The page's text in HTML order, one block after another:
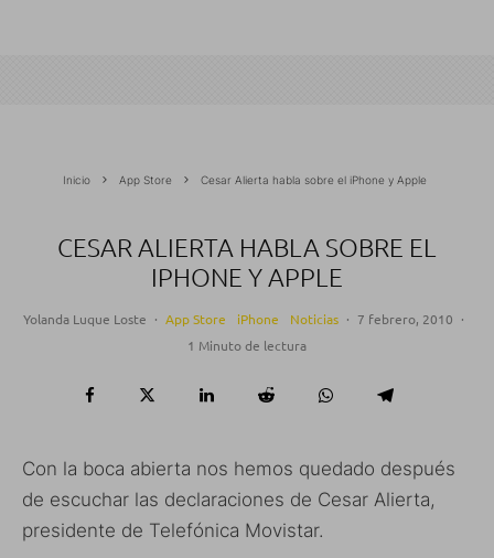
Inicio App Store Cesar Alierta habla sobre el iPhone y Apple
CESAR ALIERTA HABLA SOBRE EL
IPHONE Y APPLE
Yolanda Luque Loste · App Store iPhone Noticias · 7 febrero, 2010 ·
1 Minuto de lectura
Con la boca abierta nos hemos quedado después
de escuchar las declaraciones de Cesar Alierta,
presidente de Telefónica Movistar.